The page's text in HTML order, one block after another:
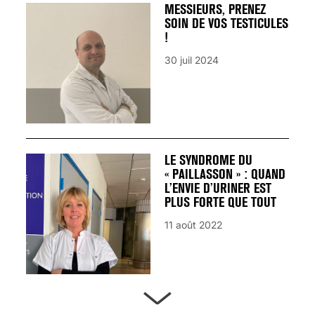
MESSIEURS, PRENEZ
SOIN DE VOS TESTICULES
!
30 juil 2024
LE SYNDROME DU
« PAILLASSON » : QUAND
L’ENVIE D’URINER EST
PLUS FORTE QUE TOUT
11 août 2022